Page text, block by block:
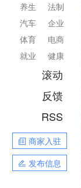
法制
企业
电商
健康
养生
汽车
体育
就业
滚动
反馈
RSS
商家入驻
发布信息